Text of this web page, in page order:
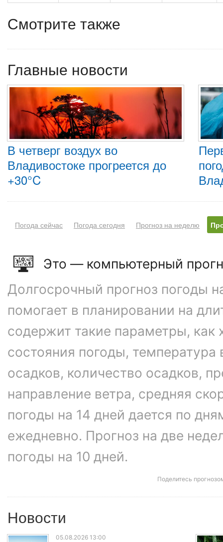
Смотрите также
Главные новости
В четверг воздух во
Владивостоке прогреется до
+30°C
Погода сейчас Погода сегодня Прогноз на неделю
Это — компьютерный
Долгосрочный прогноз погоды
помогает в планировании на
содержит такие параметры, как
состояния погоды, температура
осадков, количество осадков,
направление ветра, средняя
погоды на 14 дней дается по
ежедневно. Прогноз на две
погоды на 10 дней.
Поделитесь
Новости
05.08.2026 13:00